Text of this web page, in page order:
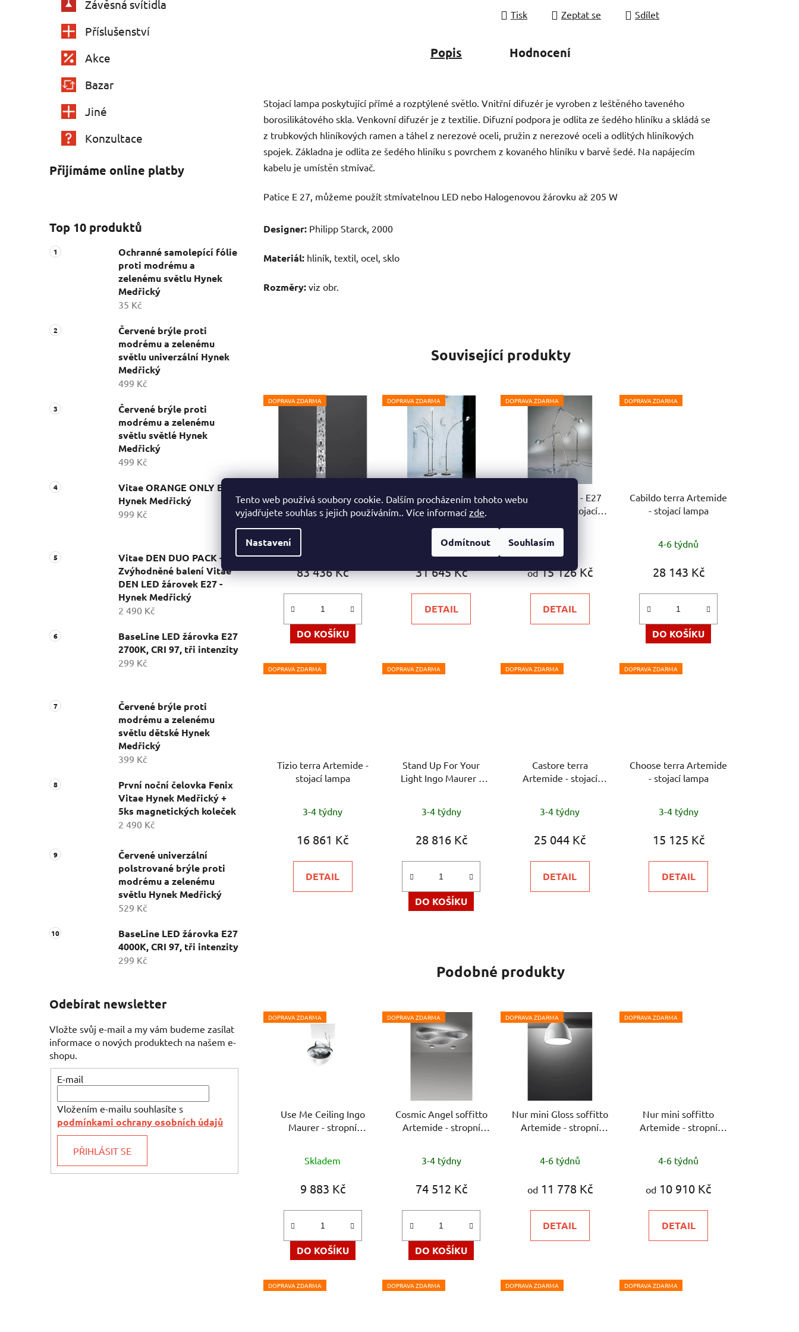
Tento web používá soubory cookie. Dalším procházením tohoto webu
vyjadřujete souhlas s jejich používáním.. Více informací zde
Nastavení Odmítnout Souhlasím
Závěsná svítidla
Příslušenství
Akce
Bazar
Jiné
Konzultace
Přijímáme online platby
Top 10 produktů
Ochranné samolepící fólie
proti modrému a
zelenému světlu Hynek
Medřický
35 Kč
Červené brýle proti
modrému a zelenému
světlu univerzální Hynek
Medřický
499 Kč
Červené brýle proti
modrému a zelenému
světlu světlé Hynek
Medřický
499 Kč
Vitae ORANGE ONLY E27
Hynek Medřický
999 Kč
Vitae DEN DUO PACK -
Zvýhodněné balení Vitae
DEN LED žárovek E27 -
Hynek Medřický
2 490 Kč
BaseLine LED žárovka E27
2700K, CRI 97, tři intenzity
299 Kč
Červené brýle proti
modrému a zelenému
světlu dětské Hynek
Medřický
399 Kč
První noční čelovka Fenix
Vitae Hynek Medřický +
5ks magnetických koleček
2 490 Kč
Červené univerzální
polstrované brýle proti
modrému a zelenému
světlu Hynek Medřický
529 Kč
BaseLine LED žárovka E27
4000K, CRI 97, tři intenzity
299 Kč
Odebírat newsletter
Vložte svůj e-mail a my vám budeme zasílat
informace o nových produktech na našem e-
shopu.
E-mail
Vložením e-mailu souhlasíte s
podmínkami ochrany osobních údajů
PŘIHLÁSIT SE
Tisk Zeptat se Sdílet
Popis Hodnocení
Stojací lampa poskytující přímé a rozptýlené světlo. Vnitřní difuzér je vyroben z leštěného taveného
borosilikátového skla. Venkovní difuzér je z textilie. Difuzní podpora je odlita ze šedého hliníku a skládá se
z trubkových hliníkových ramen a táhel z nerezové oceli, pružin z nerezové oceli a odlitých hliníkových
spojek. Základna je odlita ze šedého hliníku s povrchem z kovaného hliníku v barvě šedé. Na napájecím
kabelu je umístěn stmívač.
Patice E 27, můžeme použít stmívatelnou LED nebo Halogenovou žárovku až 205 W
Designer: Philipp Starck, 2000
Materiál: hliník, textil, ocel, sklo
Rozměry: viz obr.
Související produkty
DOPRAVA ZDARMA
New Nature Artemide
- stojací lampa
83 436 Kč
DO KOŠÍKU
DOPRAVA ZDARMA
Swingading Ingo
Maurer - stojací lampa
hodnocení
5,0
z
Poslední kus
31 645 Kč
DETAIL
DOPRAVA ZDARMA
Tolomeo terra - E27
Artemide - stojací
Skladem
od15 126 Kč
DETAIL
DOPRAVA ZDARMA
Cabildo terra Artemide
- stojací lampa
4-6 týdnů
28 143 Kč
DO KOŠÍKU
DOPRAVA ZDARMA
Tizio terra Artemide -
stojací lampa
3-4 týdny
16 861 Kč
DETAIL
DOPRAVA ZDARMA
Stand Up For Your
Light Ingo Maurer -
3-4 týdny
28 816 Kč
DO KOŠÍKU
DOPRAVA ZDARMA
Castore terra
Artemide - stojací
3-4 týdny
25 044 Kč
DETAIL
DOPRAVA ZDARMA
Choose terra Artemide
- stojací lampa
hodnocení
produktu
5,0
z
3-4 týdny
15 125 Kč
DETAIL
Podobné produkty
DOPRAVA ZDARMA
Use Me Ceiling Ingo
Maurer - stropní
Skladem
9 883 Kč
DO KOŠÍKU
DOPRAVA ZDARMA
Cosmic Angel soffitto
Artemide - stropní
hodnocení
produktu
5,0
z
5
hvězdiček.
3-4 týdny
74 512 Kč
DO KOŠÍKU
DOPRAVA ZDARMA
Nur mini Gloss soffitto
Artemide - stropní
hodnocení
produktu
5,0
z
4-6 týdnů
od11 778 Kč
DETAIL
DOPRAVA ZDARMA
Nur mini soffitto
Artemide - stropní
4-6 týdnů
od 10 910 Kč
DETAIL
DOPRAVA ZDARMA DOPRAVA ZDARMA DOPRAVA ZDARMA DOPRAVA ZDARMA